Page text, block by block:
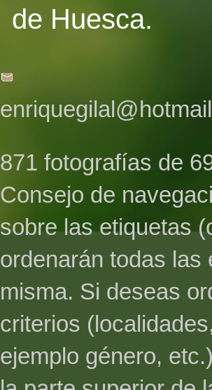
de Huesca.
871 fotografías de
Consejo de
sobre las etiquetas
ordenarán todas las
misma. Si deseas
criterios
ejemplo género,